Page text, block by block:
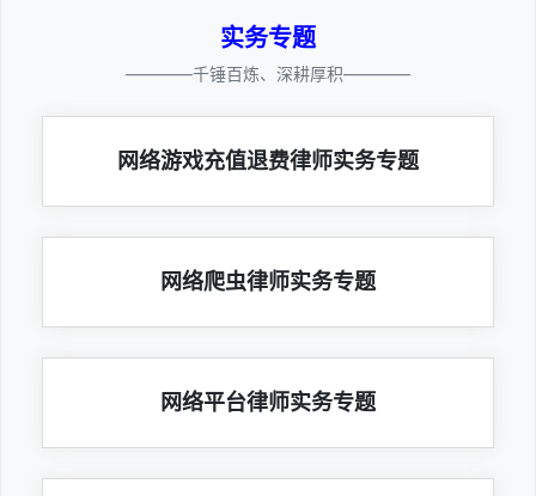
实务专题
————千锤百炼、深耕厚积————
网络游戏充值退费律师实务专题
网络爬虫律师实务专题
网络平台律师实务专题